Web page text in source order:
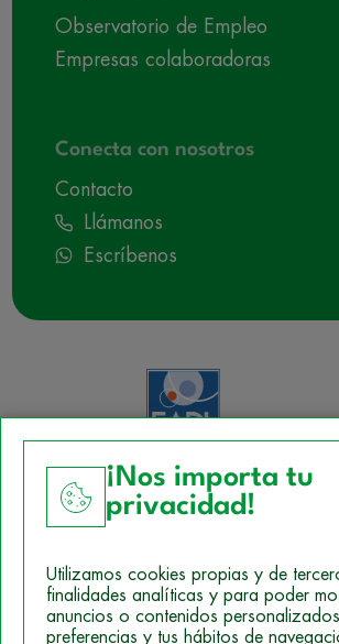
Observatorio de Empleo
Empresas colaboradoras
Conecta con nosotros
Contacto
Llámanos
Escríbenos
Política de Cookies
Mapa del sitio
¡Nos importa tu
privacidad!
Utilizamos cookies propias y de
finalidades analíticas y para poder
anuncios o contenidos
preferencias y tus hábitos de